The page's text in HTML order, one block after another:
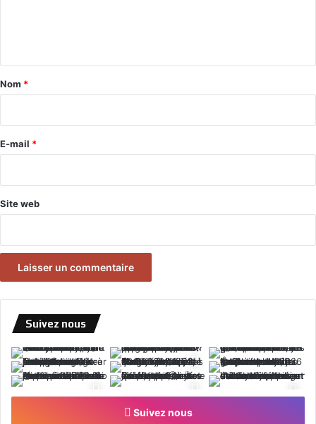
a
e
Nom *
E-mail *
Site web
Suivez nous
Suivez nous